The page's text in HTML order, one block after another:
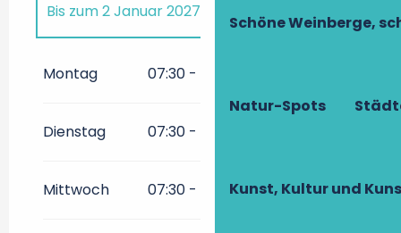
Schöne Weinberge,
Natur-Spots
Kunst, Kultur und
Bis zum2 Januar 2027
Januar 2028
Montag 07:30 - 23:30
Dienstag 07:30 - 23:30
Mittwoch 07:30 - 23:30